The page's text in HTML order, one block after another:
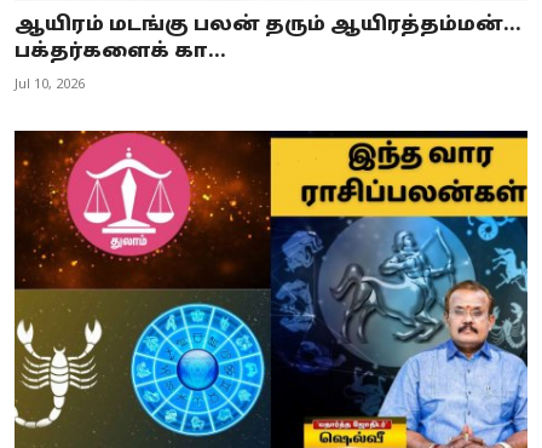
ஆயிரம் மடங்கு பலன் தரும் ஆயிரத்தம்மன்...
பக்தர்களைக் கா...
Jul 10, 2026